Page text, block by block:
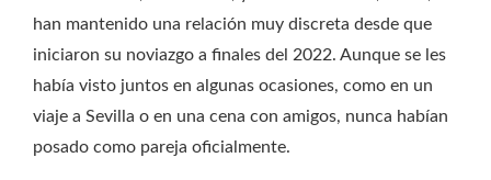
han mantenido una relación muy discreta desde que
iniciaron su noviazgo a finales del 2022. Aunque se les
había visto juntos en algunas ocasiones, como en un
viaje a Sevilla o en una cena con amigos, nunca habían
posado como pareja oficialmente.